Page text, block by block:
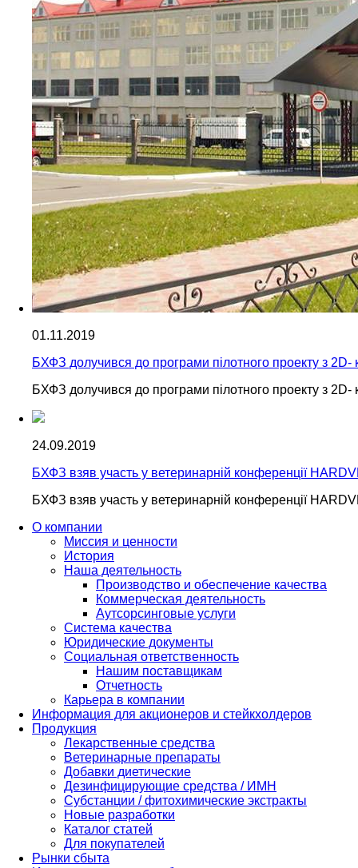
01.11.2019
БХФЗ долучився до програми пілотного проекту з 2D-
БХФЗ долучився до програми пілотного проекту з 2D-
24.09.2019
БХФЗ взяв участь у ветеринарній конференції
БХФЗ взяв участь у ветеринарній конференції
О компании
Миссия и ценности
История
Наша деятельность
Производство и обеспечение качества
Коммерческая деятельность
Аутсорсинговые услуги
Система качества
Юридические документы
Социальная ответственность
Нашим поставщикам
Отчетность
Карьера в компании
Информация для акционеров и стейкхолдеров
Продукция
Лекарственные средства
Ветеринарные препараты
Добавки диетические
Дезинфицирующие средства / ИМН
Субстанции / фитохимические экстракты
Новые разработки
Каталог статей
Для покупателей
Рынки сбыта